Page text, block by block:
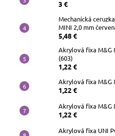
3 €
Mechanická
MINI 2,0 mm
5,48 €
Akrylová fixa M&G
(603)
1,22 €
Akrylová fixa M&G
1,22 €
Akrylová fixa M&G
1,22 €
Akrylová fixa UNI